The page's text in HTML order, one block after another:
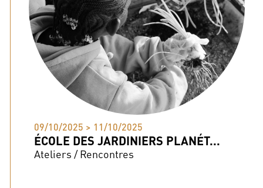
09/10/2025 > 11/10/2025
ÉCOLE DES JARDINIERS PLANÉT...
Ateliers / Rencontres